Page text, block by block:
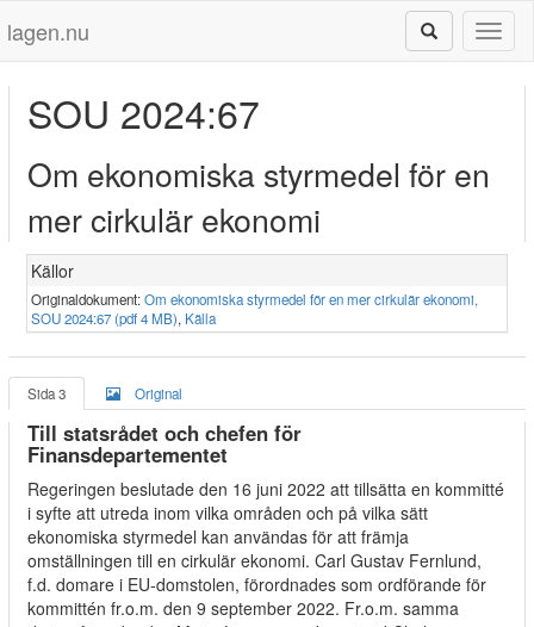
lagen.nu
SOU 2024:67
Om ekonomiska styrmedel för en
mer cirkulär ekonomi
Källor
Originaldokument:Om ekonomiska styrmedel för en mer cirkulär ekonomi,
SOU 2024:67 (pdf 4 MB), Källa
Sida 3 Original
Till statsrådet och chefen för
Finansdepartementet
Regeringen beslutade den 16 juni 2022 att tillsätta en kommitté
i syfte att utreda inom vilka områden och på vilka sätt
ekonomiska styrmedel kan användas för att främja
omställningen till en cirkulär ekonomi. Carl Gustav Fernlund,
f.d. domare i EU-domstolen, förordnades som ordförande för
kommittén fr.o.m. den 9 september 2022. Fr.o.m. samma